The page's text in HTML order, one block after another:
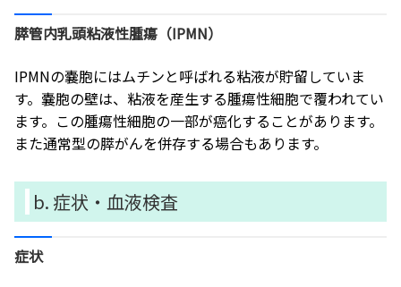
膵管内乳頭粘液性腫瘍（IPMN）
IPMNの嚢胞にはムチンと呼ばれる粘液が貯留していま
す。嚢胞の壁は、粘液を産生する腫瘍性細胞で覆われてい
ます。この腫瘍性細胞の一部が癌化することがあります。
また通常型の膵がんを併存する場合もあります。
b. 症状・血液検査
症状